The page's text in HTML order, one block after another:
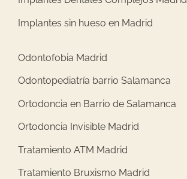
Implantes sin hueso en Madrid
Odontofobia Madrid
Odontopediatría barrio Salamanca
Ortodoncia en Barrio de Salamanca
Ortodoncia Invisible Madrid
Tratamiento ATM Madrid
Tratamiento Bruxismo Madrid